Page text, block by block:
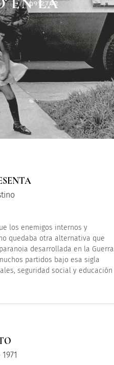
los enemigos internos y
quedaba otra alternativa que
desarrollada en la Guerra
partidos bajo esa sigla
seguridad social y educación